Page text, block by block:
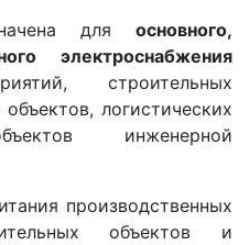
для основного,
электроснабжения
строительных
логистических
инженерной
производственных
объектов и